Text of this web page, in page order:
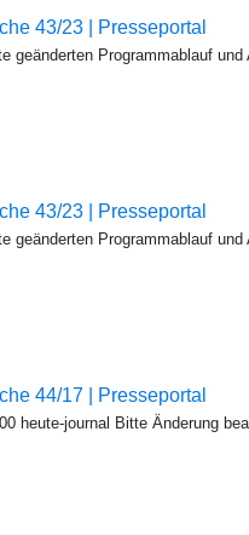
43/23 | Presseportal
geänderten Programmablauf
43/23 | Presseportal
geänderten Programmablauf
44/17 | Presseportal
heute-journal Bitte Änderung